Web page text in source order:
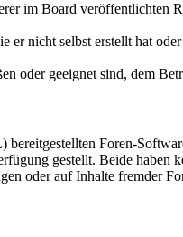
im Board veröffentlichten
nicht selbst erstellt hat
oder geeignet sind, dem
bereitgestellten Foren-
gestellt. Beide haben
oder auf Inhalte fremder